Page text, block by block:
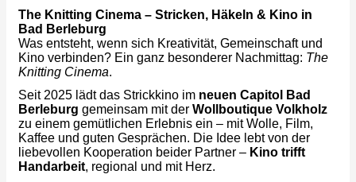
The Knitting Cinema – Stricken, Häkeln & Kino in
Bad Berleburg
Was entsteht, wenn sich Kreativität, Gemeinschaft und
Kino verbinden? Ein ganz besonderer Nachmittag: The
Knitting Cinema.
Seit 2025 lädt das Strickkino im neuen Capitol Bad
Berleburg gemeinsam mit der Wollboutique Volkholz
zu einem gemütlichen Erlebnis ein – mit Wolle, Film,
Kaffee und guten Gesprächen. Die Idee lebt von der
liebevollen Kooperation beider Partner – Kino trifft
Handarbeit, regional und mit Herz.